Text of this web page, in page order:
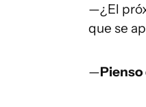
—¿El
que se
—Pienso